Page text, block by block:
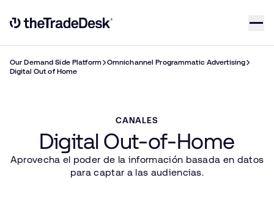
Link to The Trade Desk Home Page
Our Demand Side Platform
Omnichannel Programmatic Advertising
Digital Out of Home
CANALES
Digital Out-of-Home
Aprovecha el poder de la información basada en datos
para captar a las audiencias.